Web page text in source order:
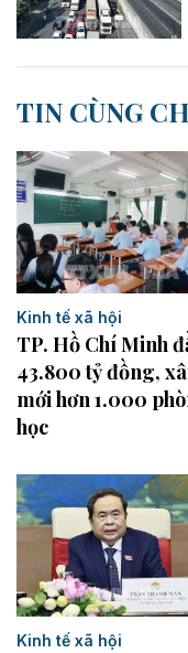
TIN CÙNG
Kinh tế xã hội
TP. Hồ Chí Minh
43.800 tỷ đồng,
mới hơn 1.000
học
Kinh tế xã hội